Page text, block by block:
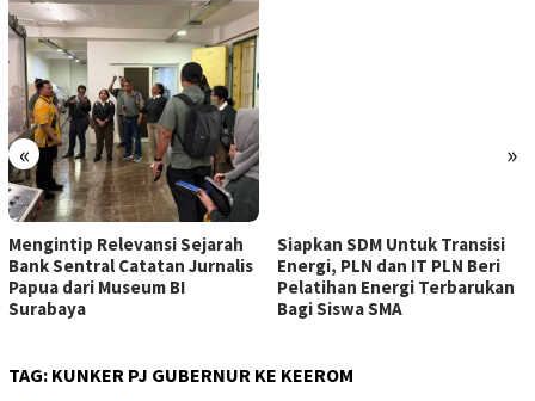
« »
Mengintip Relevansi Sejarah
Bank Sentral Catatan Jurnalis
Papua dari Museum BI
Surabaya
Siapkan SDM Untuk Transisi
Energi, PLN dan IT PLN Beri
Pelatihan Energi Terbarukan
Bagi Siswa SMA
TAG: KUNKER PJ GUBERNUR KE KEEROM